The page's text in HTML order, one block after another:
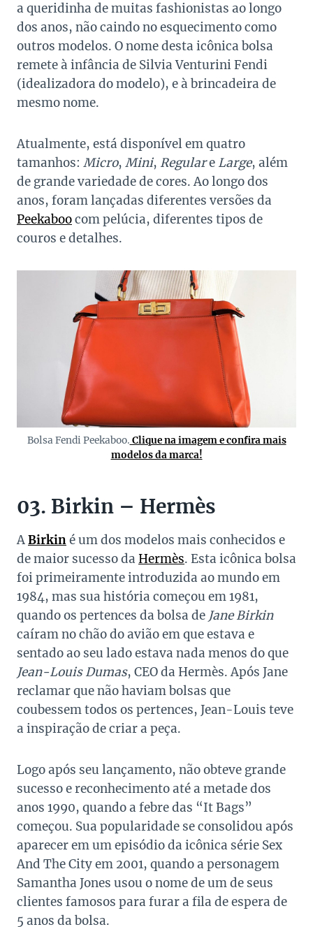
a queridinha de muitas fashionistas ao longo
dos anos, não caindo no esquecimento como
outros modelos. O nome desta icônica bolsa
remete à infância de Silvia Venturini Fendi
(idealizadora do modelo), e à brincadeira de
mesmo nome.
Atualmente, está disponível em quatro
tamanhos: Micro, Mini, Regulare Large, além
de grande variedade de cores. Ao longo dos
anos, foram lançadas diferentes versões da
Peekaboocom pelúcia, diferentes tipos de
couros e detalhes.
Bolsa Fendi Peekaboo. Clique na imagem e confira mais
modelos da marca!
03. Birkin – Hermès
ABirkiné um dos modelos mais conhecidos e
de maior sucesso da Hermès. Esta icônica bolsa
foi primeiramente introduzida ao mundo em
1984, mas sua história começou em 1981,
quando os pertences da bolsa de Jane Birkin
caíram no chão do avião em que estava e
sentado ao seu lado estava nada menos do que
Jean-Louis Dumas, CEO da Hermès. Após Jane
reclamar que não haviam bolsas que
coubessem todos os pertences, Jean-Louis teve
a inspiração de criar a peça.
Logo após seu lançamento, não obteve grande
sucesso e reconhecimento até a metade dos
anos 1990, quando a febre das “It Bags”
começou. Sua popularidade se consolidou após
aparecer em um episódio da icônica série Sex
And The City em 2001, quando a personagem
Samantha Jones usou o nome de um de seus
clientes famosos para furar a fila de espera de
5 anos da bolsa.